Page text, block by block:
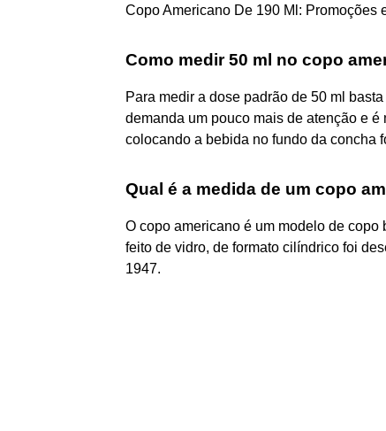
Copo Americano De 190 Ml: Promoções
Como medir 50 ml no copo
Para medir a dose padrão de 50 ml
demanda um pouco mais de atenção e
colocando a bebida no fundo da concha
Qual é a medida de um copo
O copo americano é um modelo de
feito de vidro, de formato cilíndrico foi
1947.